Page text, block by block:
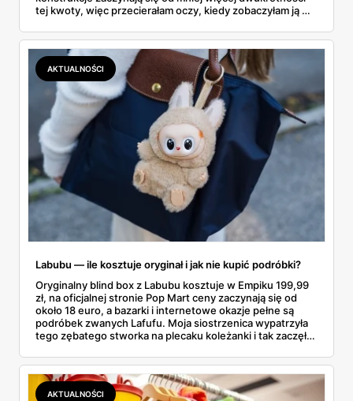
tej kwoty, więc przecierałam oczy, kiedy zobaczyłam ją w
najszybciej rosnący sport w Polsce: kortów przybywa
lawinowo, a chętnych jeszcze szybciej. Sprawdziłam, co
dokładnie dostajemy za te pieniądze i komu taka rakieta
faktycznie wystarczy.
AKTUALNOŚCI
Labubu — ile kosztuje oryginał i jak nie kupić podróbki?
Oryginalny blind box z Labubu kosztuje w Empiku 199,99
zł, na oficjalnej stronie Pop Mart ceny zaczynają się od
około 18 euro, a bazarki i internetowe okazje pełne są
podróbek zwanych Lafufu. Moja siostrzenica wypatrzyła
tego zębatego stworka na plecaku koleżanki i tak zaczęło
kosztuje i po czym poznać, że sprzedawca nie wciska nam
podróbki. Spisałam wszystko, czego się dowiedziałam —
łącznie z jedną wpadką, o której za chwilę.
AKTUALNOŚCI